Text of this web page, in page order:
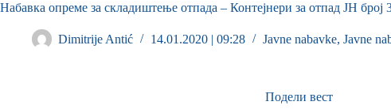
Набавка опреме за складиштење отпада – Контејнери за отпад ЈН број
Dimitrije Antić 14.01.2020 | 09:28 Javne nabavke, Javne
Подели вест